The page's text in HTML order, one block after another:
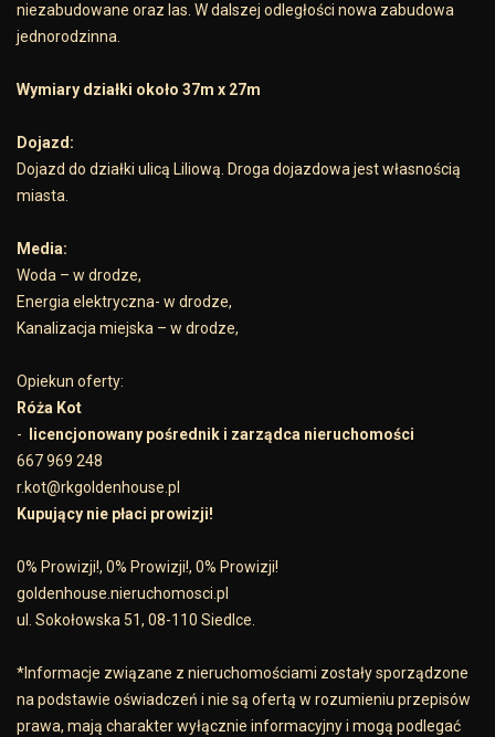
niezabudowane oraz las. W dalszej odległości nowa zabudowa
jednorodzinna.
Wymiary działki około 37m x 27m
Dojazd:
Dojazd do działki ulicą Liliową. Droga dojazdowa jest własnością
miasta.
Media:
Woda – w drodze,
Energia elektryczna- w drodze,
Kanalizacja miejska – w drodze,
Opiekun oferty:
Róża Kot
-
licencjonowany pośrednik i zarządca nieruchomości
667 969 248
r.kot@rkgoldenhouse.pl
Kupujący nie płaci prowizji!
0% Prowizji!, 0% Prowizji!, 0% Prowizji!
goldenhouse.nieruchomosci.pl
ul. Sokołowska 51, 08-110 Siedlce.
*Informacje związane z nieruchomościami zostały sporządzone
na podstawie oświadczeń i nie są ofertą w rozumieniu przepisów
prawa, mają charakter wyłącznie informacyjny i mogą podlegać